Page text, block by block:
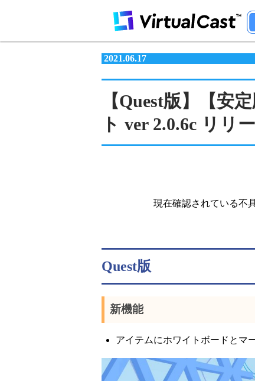
2021.06.17
【Quest版】【安
ト ver 2.0.6c リリ
現在確認されている不
Quest版
新機能
アイテムにホワイトボードとマ